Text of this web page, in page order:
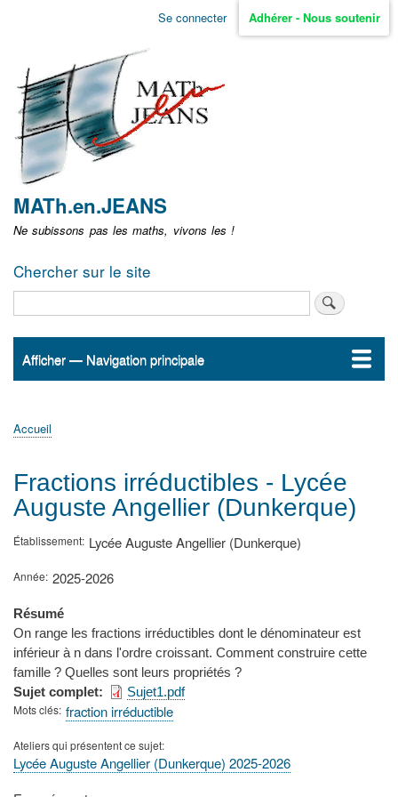
Aller
non
identifié
Se connecter Adhérer - Nous soutenir
MATh.en.JEANS
Ne subissons pas les maths, vivons les !
Chercher sur le site
Navigation
Afficher — Navigation principale
Accueil
ActualitésMATh.en.JEANS ?
Régions et Ateliers
Créer, gérer un atelier
Sujets/Publications
Congrès
d'Ariane
Accueil
Fractions irréductibles - Lycée
Auguste Angellier (Dunkerque)
Établissement Lycée Auguste Angellier (Dunkerque)
Année 2025-2026
Résumé
On range les fractions irréductibles dont le dénominateur est
inférieur à n dans l'ordre croissant. Comment construire cette
famille ? Quelles sont leurs propriétés ?
Sujet complet
Sujet1.pdf
Mots clés fraction irréductible
Ateliers qui présentent ce sujet
Lycée Auguste Angellier (Dunkerque) 2025-2026